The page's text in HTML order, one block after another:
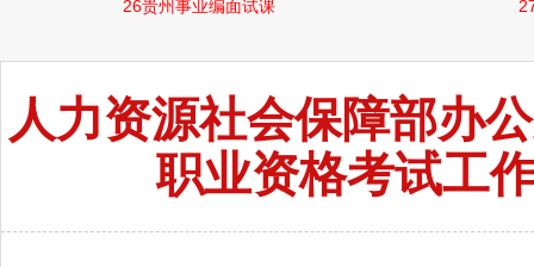
人力资源社会保障部办
职业资格考试工